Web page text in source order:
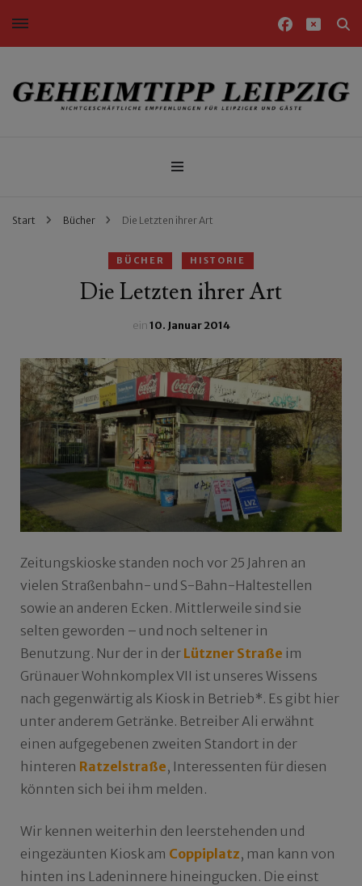
Nichtgeschäftliche Empfehlungen für Leipziger und Gäste
Start Bücher Die Letzten ihrer Art
BÜCHER HISTORIE
Die Letzten ihrer Art
ein10. Januar 2014
Zeitungskioske standen noch vor 25 Jahren an
vielen Straßenbahn- und S-Bahn-Haltestellen
sowie an anderen Ecken. Mittlerweile sind sie
selten geworden – und noch seltener in
Benutzung. Nur der in der Lützner Straße im
Grünauer Wohnkomplex VII ist unseres Wissens
nach gegenwärtig als Kiosk in Betrieb*. Es gibt hier
unter anderem Getränke. Betreiber Ali erwähnt
einen aufgegebenen zweiten Standort in der
hinteren Ratzelstraße, Interessenten für diesen
könnten sich bei ihm melden.
Wir kennen weiterhin den leerstehenden und
eingezäunten Kiosk am Coppiplatz, man kann von
hinten ins Ladeninnere hineingucken. Die einst